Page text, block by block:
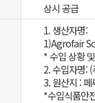
상시 공급
1. 생산자명:
1)Agrofair
* 수입 상황
2. 수입자명:
3. 원산지 : 페
*수입식품안